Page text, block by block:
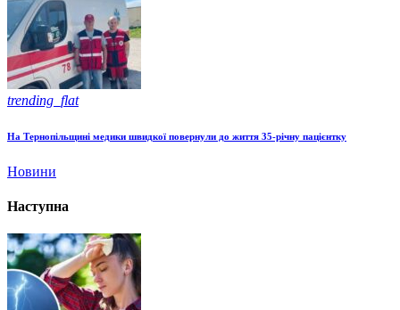
trending_flat
На Тернопільщині медики швидкої повернули до життя 35-річну пацієнтку
Новини
Наступна